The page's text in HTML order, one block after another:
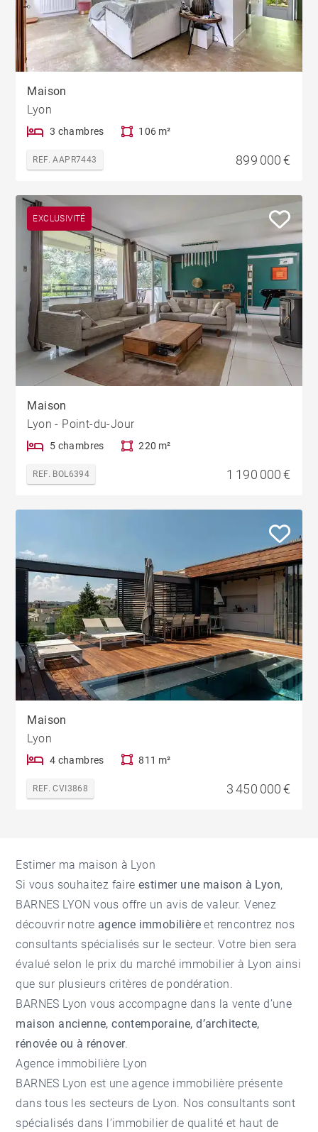
Maison
Lyon
3 chambres 106 m²
REF. AAPR7443 899 000 €
EXCLUSIVITÉ
Maison
Lyon - Point-du-Jour
5 chambres 220 m²
REF. BOL6394 1 190 000 €
Maison
Lyon
4 chambres 811 m²
REF. CVI3868 3 450 000 €
Estimer ma maison à Lyon
Si vous souhaitez faireestimer une maison à Lyon,
BARNES LYON vous offre un avis de valeur. Venez
découvrir notre agence immobilièreet rencontrez nos
consultants spécialisés sur le secteur. Votre bien sera
évalué selon le prix du marché immobilier à Lyon ainsi
que sur plusieurs critères de pondération.
BARNES Lyon vous accompagne dans la vente d’une
maison ancienne, contemporaine, d’architecte,
rénovée ou à rénover.
Agence immobilière Lyon
BARNES Lyon est une agence immobilière présente
dans tous les secteurs de Lyon. Nos consultants sont
spécialisés dans l’immobilier de qualité et haut de